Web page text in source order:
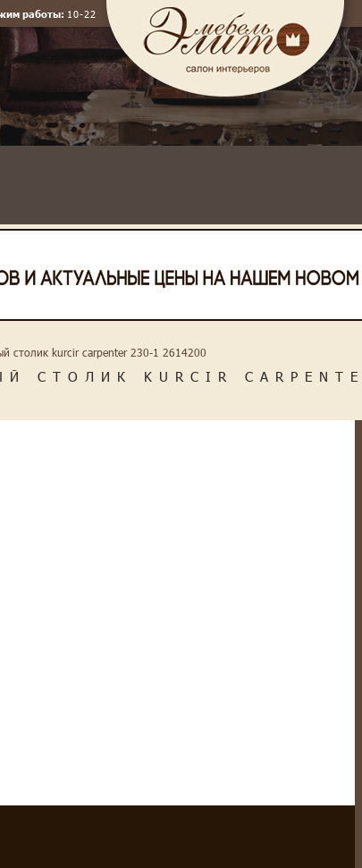
работы: 10-22
столик kurcir carpenter 230-1 2614200
СТОЛИК KURCIR